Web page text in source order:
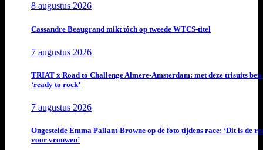
8 augustus 2026
Cassandre Beaugrand mikt tóch op tweede WTCS-titel
7 augustus 2026
TRIAT x Road to Challenge Almere-Amsterdam: met deze trisuits ben
‘ready to rock’
7 augustus 2026
Ongestelde Emma Pallant-Browne op de foto tijdens race: ‘Dit is de
voor vrouwen’